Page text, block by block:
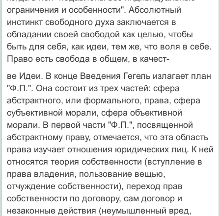
ограничения и особенности". Абсолютный
инстинкт свободного духа заключается в
обладании своей свобо­дой как целью, чтобы
быть для себя, как идеи, тем же, что воля в себе.
Право есть свобода в общем, в качест-
ве Идеи. В конце Введения Гегель излагает план
"Ф.П.". Она состоит из трех частей: сфера
абстрактно­го, или формального, права, сфера
субъективной мора­ли, сфера объективной
морали. В первой части "Ф.П.", посвященной
абстрактному праву, отмечается, что эта область
права изучает отношения юридических лиц. К ней
относятся теория собственности (вступление в
права владения, пользование вещью,
отчуждение соб­ственности), переход прав
собственности по договору, сам договор и
незаконные действия (неумышленный вред,